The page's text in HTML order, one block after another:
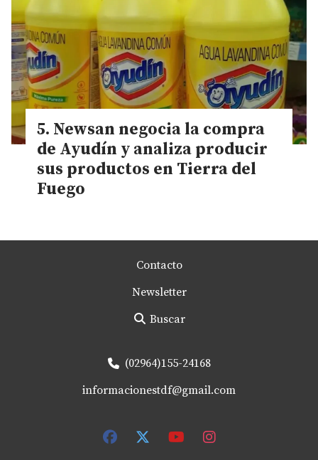
Newsan negocia la compra
de Ayudín y analiza producir
sus productos en Tierra del
Fuego
Contacto
Newsletter
Buscar
(02964)155-24168
informacionestdf@gmail.com